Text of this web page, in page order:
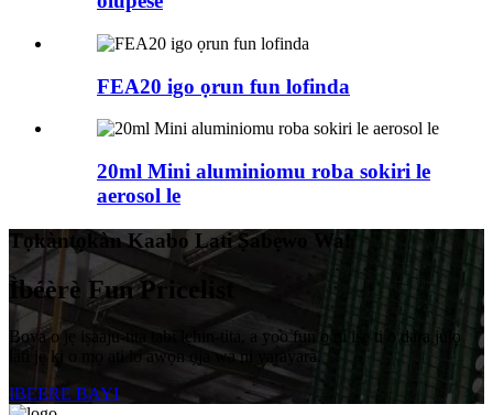
FEA20 igo ọrun fun lofinda
20ml Mini aluminiomu roba sokiri le
aerosol le
Tọkàntọkàn Kaabo Lati Ṣabẹwo Wa!
Ìbéèrè Fun Pricelist
Boya o jẹ iṣaaju-tita tabi lẹhin-tita, a yoo fun ọ ni iṣẹ ti o dara julọ
lati jẹ ki o mọ ati lo awọn ọja wa ni yarayara.
IBEERE BAYI